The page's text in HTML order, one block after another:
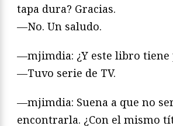
tapa dura? Gracias.
—No. Un saludo.
—mjimdia: ¿Y este libro tiene
—Tuvo serie de TV.
—mjimdia: Suena a que no
encontrarla. ¿Con el mismo